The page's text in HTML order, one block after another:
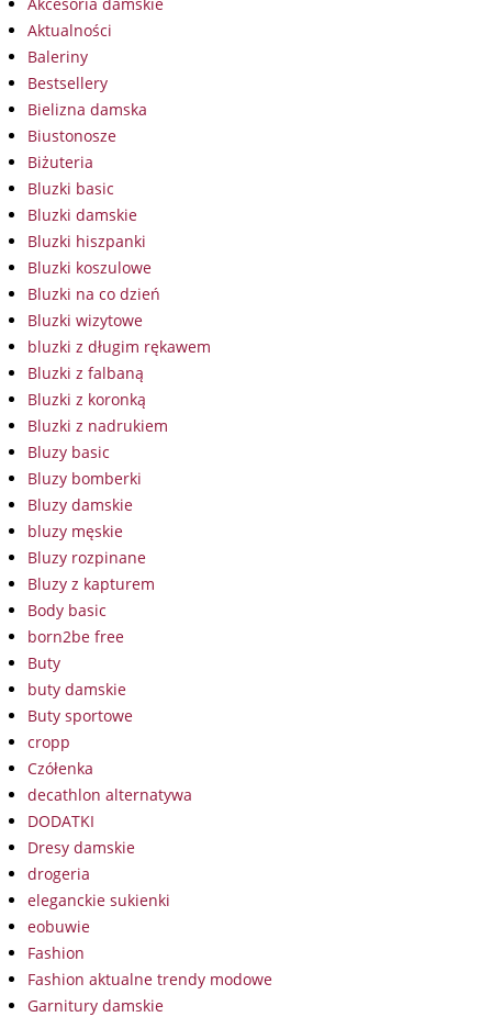
Aktualności
Baleriny
Bestsellery
Bielizna damska
Biustonosze
Biżuteria
Bluzki basic
Bluzki damskie
Bluzki hiszpanki
Bluzki koszulowe
Bluzki na co dzień
Bluzki wizytowe
bluzki z długim rękawem
Bluzki z falbaną
Bluzki z koronką
Bluzki z nadrukiem
Bluzy basic
Bluzy bomberki
Bluzy damskie
bluzy męskie
Bluzy rozpinane
Bluzy z kapturem
Body basic
born2be free
Buty
buty damskie
Buty sportowe
cropp
Czółenka
decathlon alternatywa
DODATKI
Dresy damskie
drogeria
eleganckie sukienki
eobuwie
Fashion
Fashion aktualne trendy modowe
Garnitury damskie